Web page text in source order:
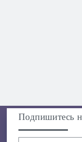
Подпишитесь